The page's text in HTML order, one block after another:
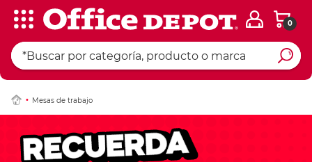
0
Mesas de trabajo